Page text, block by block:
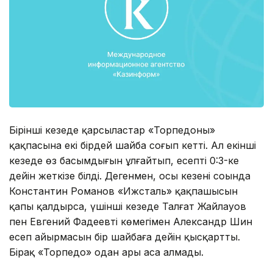
Бірінші кезеңде қарсыластар «Торпедоның»
қақпасына екі бірдей шайба соғып кетті. Ал екінші
кезеңде өз басымдығын ұлғайтып, есепті 0:3-ке
дейін жеткізе білді. Дегенмен, осы кезеңнің соңында
Константин Романов «Ижсталь» қақпашысын
қапы қалдырса, үшінші кезеңде Талғат Жайлауов
пен Евгений Фадеевтің көмегімен Александр Шин
есеп айырмасын бір шайбаға дейін қысқартты.
Бірақ «Торпедо» одан ары аса алмады.